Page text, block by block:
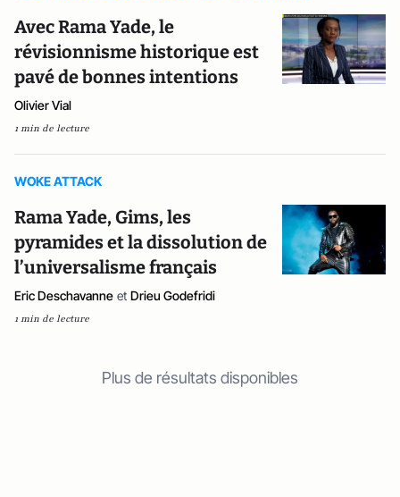
Avec Rama Yade, le
révisionnisme historique est
pavé de bonnes intentions
Olivier Vial
1 min de lecture
WOKE ATTACK
Rama Yade, Gims, les
pyramides et la dissolution de
l’universalisme français
Eric Deschavanne et Drieu Godefridi
1 min de lecture
Plus de résultats disponibles